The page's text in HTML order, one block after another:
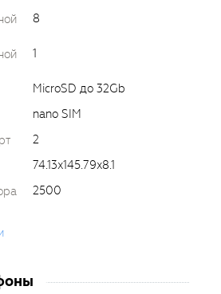
8
1
MicroSD до 32Gb
nano SIM
2
74.13x145.79x8.1
2500